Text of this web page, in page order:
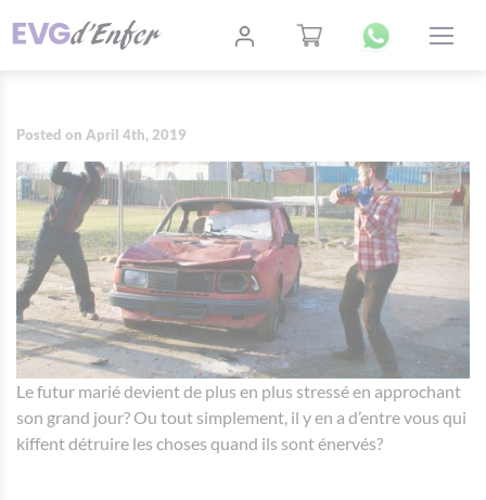
Posted on April 4th, 2019
Le futur marié devient de plus en plus stressé en approchant
son grand jour? Ou tout simplement, il y en a d’entre vous qui
kiffent détruire les choses quand ils sont énervés?